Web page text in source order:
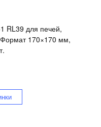
RL39 для печей,
Формат 170×170 мм,